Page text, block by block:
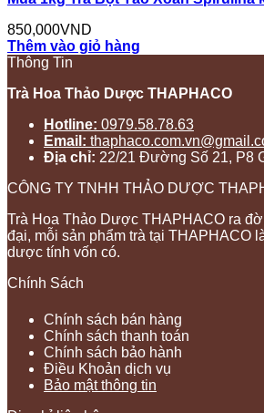
850,000VND
Thêm vào giỏ hàng
Thông Tin
Trà Hoa Thảo Dược THAPHACO
Hotline: 0979.58.78.63
Email:
Địa chỉ: 22/21 Đường Số 21, P8
CÔNG TY TNHH THẢO DƯỢC
Trà Hoa Thảo Dược THAPHACO ra
đại, mỗi sản phẩm trà tại THAPHACO
dược tính vốn có.
Chính Sách
Chính sách bán hàng
Chính sách thanh toán
Chính sách bảo hành
Điều Khoản dịch vụ
Bảo mật thông tin